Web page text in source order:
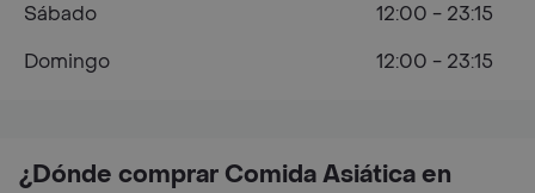
¿Dónde comprar Comida Asiática en
Sábado
12:00 - 23:15
Domingo
12:00 - 23:15